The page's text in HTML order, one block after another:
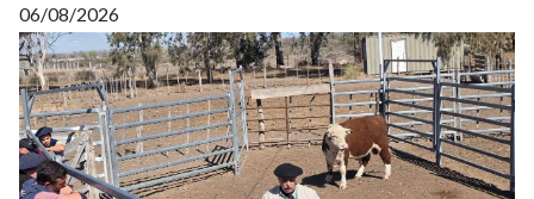
06/08/2026